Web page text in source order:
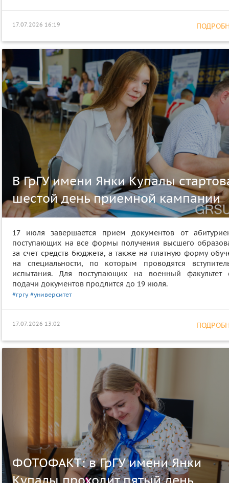
17.07.2026 16:19
В ГрГУ имени Янки Купалы
шестой день приемной кампании
17 июля завершается прием документов от
поступающих на все формы получения высшего
за счет средств бюджета, а также на платную форму
на специальности, по которым проводятся
испытания. Для поступающих на военный факультет
подачи документов продлится до 19 июля.
#гргу #университет
17.07.2026 13:02
ФОТОФАКТ: в ГрГУ имени Янки